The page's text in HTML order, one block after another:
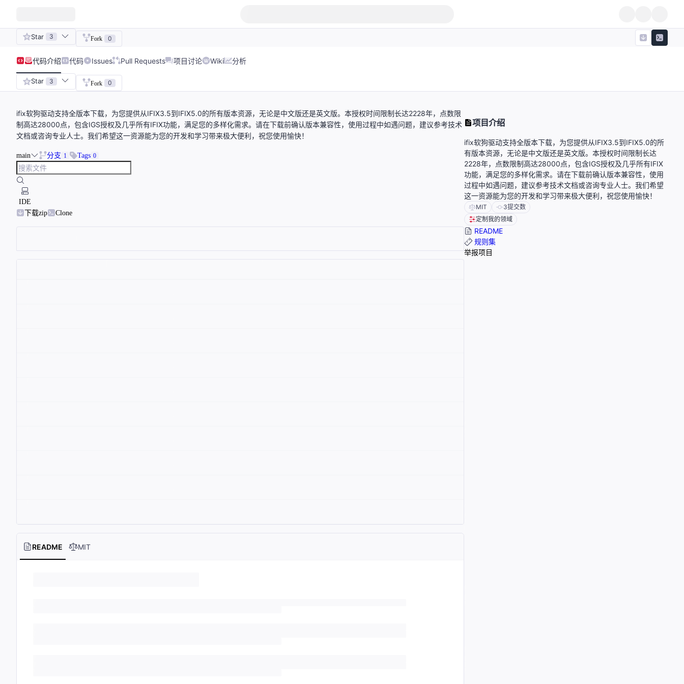
Star 3 Fork 0
代码介绍 代码 Issues Pull Requests 项目讨论 Wiki 分析
Star 3 Fork 0
ifix软狗驱动支持全版本下载，为您提供从IFIX3.5到IFIX5.0的所有版本资源，无论是中文版还是英文版。本授权时间限制长达2228年，点数限
制高达28000点，包含IGS授权及几乎所有IFIX功能，满足您的多样化需求。请在下载前确认版本兼容性，使用过程中如遇问题，建议参考技术
文档或咨询专业人士。我们希望这一资源能为您的开发和学习带来极大便利，祝您使用愉快！
main 分支 1 Tags 0
IDE
下载zip
Clone
README MIT
项目介绍
ifix软狗驱动支持全版本下载，为您提供从IFIX3.5到IFIX5.0的所
有版本资源，无论是中文版还是英文版。本授权时间限制长达
2228年，点数限制高达28000点，包含IGS授权及几乎所有IFIX
功能，满足您的多样化需求。请在下载前确认版本兼容性，使用
过程中如遇问题，建议参考技术文档或咨询专业人士。我们希望
这一资源能为您的开发和学习带来极大便利，祝您使用愉快！
MIT 3提交数
定制我的领域
README
规则集
举报项目